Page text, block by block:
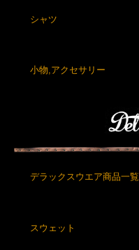
シャツ
小物,アクセサリー
デラックスウエア商品一覧
スウェット